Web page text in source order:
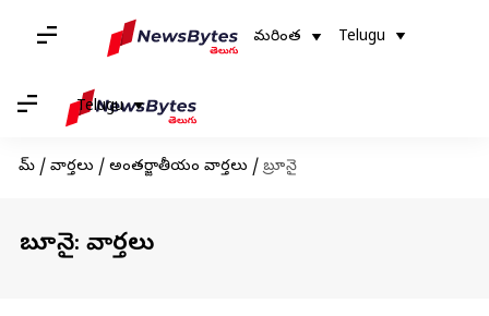
మరింత Telugu
Telugu
హోమ్ / వార్తలు / అంతర్జాతీయం వార్తలు / బ్రూనై
బ్రూనై: వార్తలు